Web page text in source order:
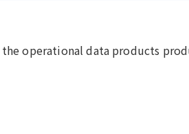
operational data products